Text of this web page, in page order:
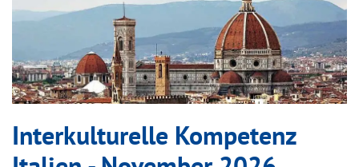
Interkulturelle Kompetenz